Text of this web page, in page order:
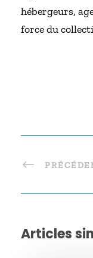
hébergeurs,
force du
Articles